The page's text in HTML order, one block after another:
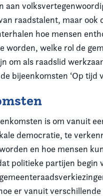
aan
raadstalent, maar ook
hoe mensen
worden, welke rol de
om als raadslid
bijeenkomsten ‘Op tijd
is om vanuit
democratie, te
en hoe mensen
politieke partijen begin
er vanuit